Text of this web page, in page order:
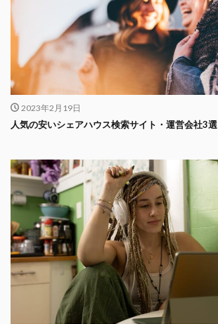
2023年2月19日
人気の安いシェアハウス検索サイト・運営会社3選